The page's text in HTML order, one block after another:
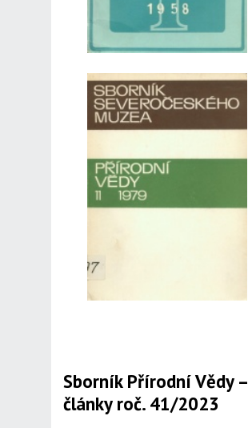
Sborník Přírodní Vědy –
články roč. 41/2023